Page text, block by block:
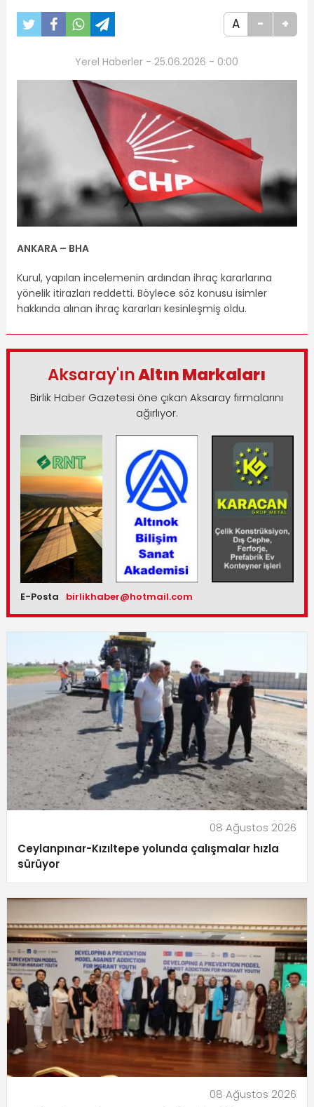
A - +
Yerel Haberler - 25.06.2026 - 0:00
ANKARA – BHA
Kurul, yapılan incelemenin ardından ihraç kararlarına
yönelik itirazları reddetti. Böylece söz konusu isimler
hakkında alınan ihraç kararları kesinleşmiş oldu.
Aksaray'ınAltın Markaları
Birlik Haber Gazetesi öne çıkan Aksaray firmalarını
ağırlıyor.
E-Posta birlikhaber@hotmail.com
08 Ağustos 2026
Ceylanpınar-Kızıltepe yolunda çalışmalar hızla
sürüyor
08 Ağustos 2026